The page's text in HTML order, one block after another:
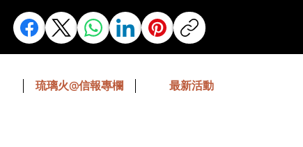
琉璃火@信報專欄 最新活動